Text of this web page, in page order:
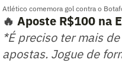
Atlético comemora gol contra o
🔥 Aposte R$100 na
*É preciso ter mais
apostas. Jogue de